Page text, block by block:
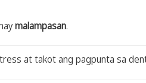
malampasan.
at takot ang pagpunta sa